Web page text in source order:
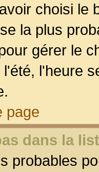
choisi le
la plus
gérer le
l'heure
page
dans la
probables